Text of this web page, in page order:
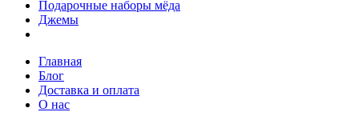
Подарочные наборы мёда
Джемы
Главная
Блог
Доставка и оплата
О нас